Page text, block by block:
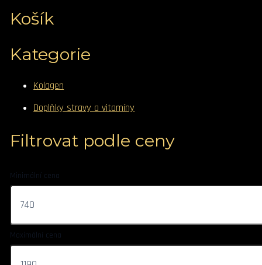
Košík
Kategorie
Kolagen
Doplňky stravy a vitamíny
Filtrovat podle ceny
Minimální cena
Maximální cena